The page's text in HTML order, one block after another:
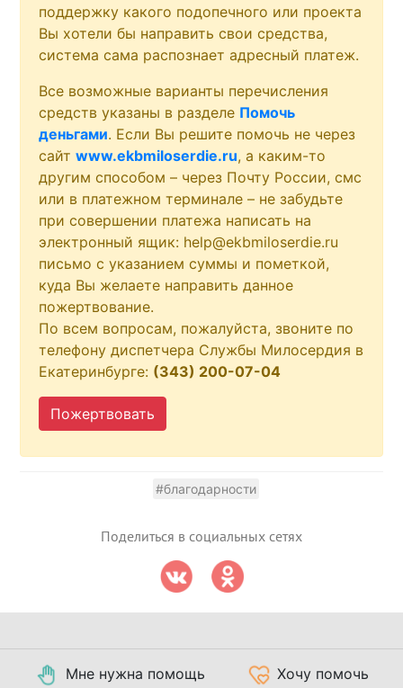
поддержку какого подопечного или проекта
Вы хотели бы направить свои средства,
система сама распознает адресный платеж.
Все возможные варианты перечисления
средств указаны в разделе Помочь
деньгами. Если Вы решите помочь не через
сайтwww.ekbmiloserdie.ru, а каким-то
другим способом – через Почту России, смс
или в платежном терминале – не забудьте
при совершении платежа написать на
электронный ящик: help@ekbmiloserdie.ru
письмо с указанием суммы и пометкой,
куда Вы желаете направить данное
пожертвование.
По всем вопросам, пожалуйста, звоните по
телефону диспетчера Службы Милосердия в
Екатеринбурге: (343) 200-07-04
Пожертвовать
#благодарности
Поделиться в социальных сетях
Мне нужна помощь Хочу помочь